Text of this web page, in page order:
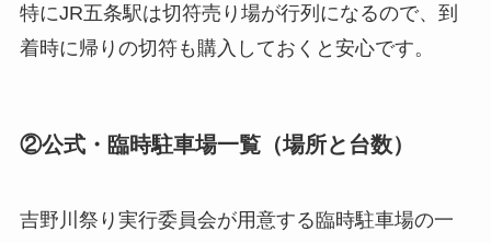
特にJR五条駅は切符売り場が行列になるので、到
着時に帰りの切符も購入しておくと安心です。
②公式・臨時駐車場一覧（場所と台数）
吉野川祭り実行委員会が用意する臨時駐車場の一